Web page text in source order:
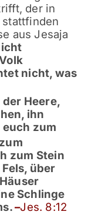
der in
aus Jesaja
nicht, was
Heere,
ihn
zum
zum Stein
über
Schlinge
–Jes. 8:12